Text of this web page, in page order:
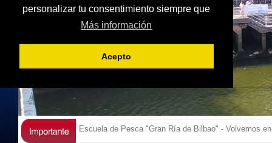
personalizar tu consentimiento siempre que
Más información
Acepto
Escuela de Pesca "Gran Ría de Bilbao" - Volvemos